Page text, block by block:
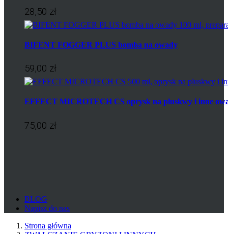
28,50 zł
BIFENT FOGGER PLUS bomba na owady
59,00 zł
EFFECT MICROTECH CS oprysk na pluskwy i inne
75,00 zł
BLOG
Napisz do nas
Strona główna